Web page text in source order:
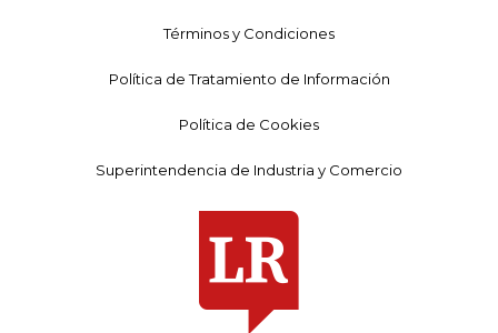
Términos y Condiciones
Política de Tratamiento de Información
Política de Cookies
Superintendencia de Industria y Comercio